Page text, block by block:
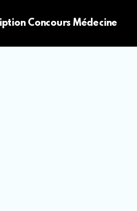
Concours Médecine